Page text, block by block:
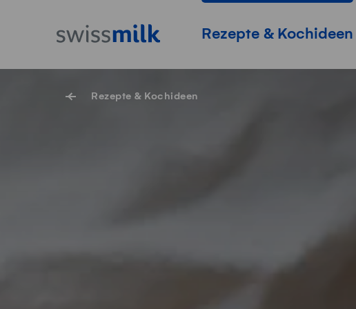
StartseiteHauptnavigation
Rezepte & Kochideen
Rezepte & Kochideen